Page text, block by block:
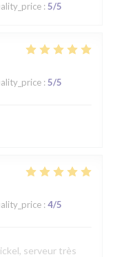
: 5/5
: 5/5
: 4/5
serveur très